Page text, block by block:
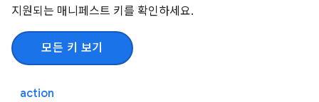
지원되는 매니페스트 키를 확인하세요.
모든 키 보기
action